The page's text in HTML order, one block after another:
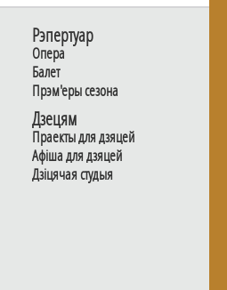
Рэпертуар
Опера
Балет
Прэм'еры сезона
Дзецям
Праекты для дзяцей
Афiша для дзяцей
Дзiцячая студыя